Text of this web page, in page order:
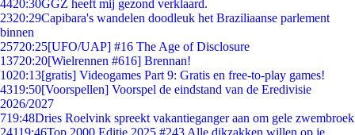
4420:30GGZ heeft mij gezond verklaard.
2320:29Capibara's wandelen doodleuk het Braziliaanse parlement
binnen
25720:25[UFO/UAP] #16 The Age of Disclosure
13720:20[Wielrennen #616] Brennan!
1020:13[gratis] Videogames Part 9: Gratis en free-to-play games!
4319:50[Voorspellen] Voorspel de eindstand van de Eredivisie
2026/2027
719:48Dries Roelvink spreekt vakantieganger aan om gele zwembroek
24119:46Top 2000 Editie 2025 #243 Alle dikzakken willen op je